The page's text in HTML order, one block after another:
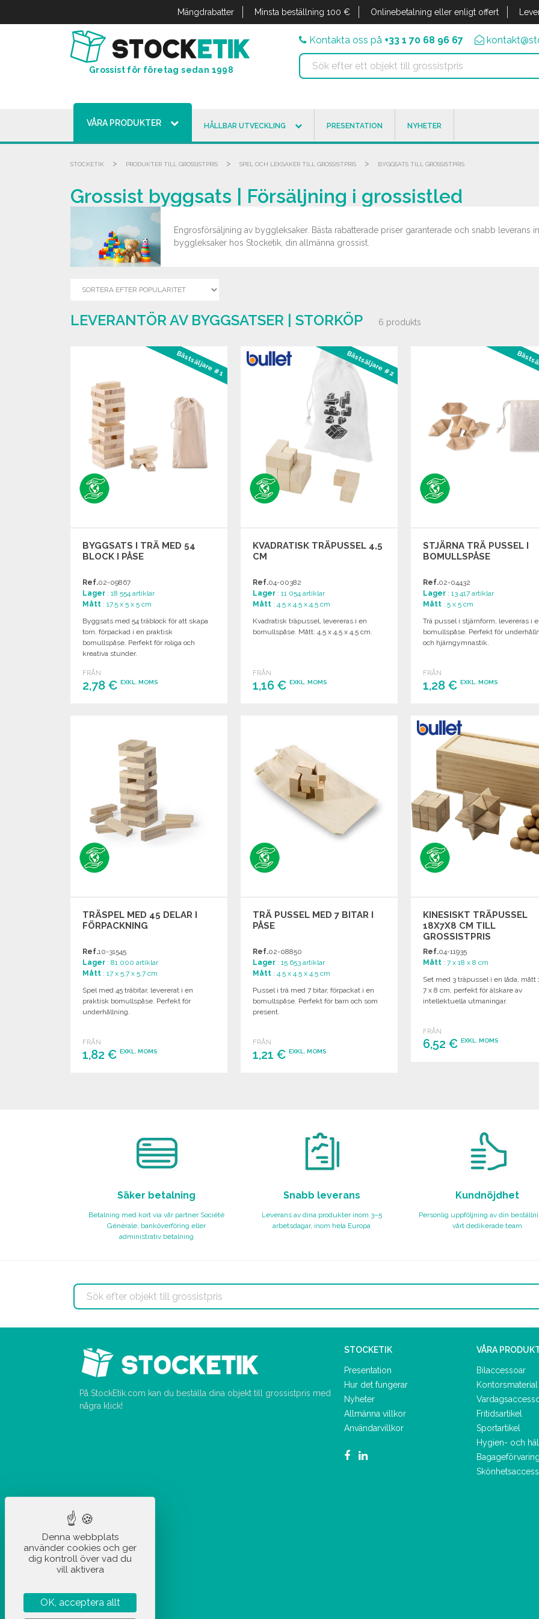
Mängdrabatter Minsta beställning 100 € Onlinebetalning eller enligt offert
Grossist för företag sedan 1998
Kontakta oss på +33 1 70 68 96 67
VÅRA PRODUKTER HÅLLBAR UTVECKLING PRESENTATION NYHETER
STOCKETIK > PRODUKTER TILL GROSSISTPRIS > SPEL OCH LEKSAKER TILL GROSSISTPRIS > BYGGSATS TILL GROSSISTPRIS
Grossist byggsats | Försäljning i grossistled
Engrosförsäljning av byggleksaker. Bästa rabatterade priser garanterade och snabb leverans
byggleksaker hos Stocketik, din allmänna grossist.
LEVERANTÖR AV BYGGSATSER | STORKÖP 6 produkts
Bästsäljare #1
BYGGSATS I TRÄ MED 54
BLOCK I PÅSE
Ref.02-09867
Lager : 18 554 artiklar
Mått : 17.5 x 5 x 5 cm
Byggsats med 54 träblock för att skapa
torn, förpackad i en praktisk
bomullspåse. Perfekt för roliga och
kreativa stunder.
FRÅN
2,78 € EXKL. MOMS
Bästsäljare #2
KVADRATISK TRÄPUSSEL 4,5
CM
Ref.04-00382
Lager : 11 054 artiklar
Mått : 4.5 x 4.5 x 4.5 cm
Kvadratisk träpussel, levereras i en
bomullspåse. Mått: 4,5 x 4,5 x 4,5 cm.
FRÅN
1,16 €EXKL. MOMS
STJÄRNA TRÄ PUSSEL I
BOMULLSPÅSE
Ref.02-04432
Lager : 13 417 artiklar
Mått : 5 x 5 cm
Trä pussel i stjärnform, levereras i
bomullspåse. Perfekt för
och hjärngymnastik.
FRÅN
1,28 €EXKL. MOMS
TRÄSPEL MED 45 DELAR I
FÖRPACKNING
Ref.10-31545
Lager : 81 000 artiklar
Mått : 17 x 5.7 x 5.7 cm
Spel med 45 träbitar, levererat i en
praktisk bomullspåse. Perfekt för
underhållning.
FRÅN
1,82 € EXKL. MOMS
TRÄ PUSSEL MED 7 BITAR I
PÅSE
Ref.02-08850
Lager : 15 653 artiklar
Mått : 4.5 x 4.5 x 4.5 cm
Pussel i trä med 7 bitar, förpackat i en
bomullspåse. Perfekt för barn och som
present.
FRÅN
1,21 €EXKL. MOMS
KINESISKT TRÄPUSSEL
18X7X8 CM TILL
GROSSISTPRIS
Ref.04-11935
Mått : 7 x 18 x 8 cm
Set med 3 träpussel i en låda, mått
7 x 8 cm, perfekt för älskare av
intellektuella utmaningar.
FRÅN
6,52 €EXKL. MOMS
Säker betalning
Betalning med kort via vår partner Société
Générale, banköverföring eller
administrativ betalning
Snabb leverans
Leverans av dina produkter inom 3–5
arbetsdagar, inom hela Europa
Kundnöjdhet
Personlig uppföljning av din
vårt dedikerade team
På StockEtik.com kan du beställa dina objekt till grossistpris med
några klick!
STOCKETIK
Presentation
Hur det fungerar
Nyheter
Allmänna villkor
Användarvillkor
VÅRA
Bilaccessoar
Kontorsmaterial
Fritidsartikel
Sportartikel
Hygien- och
Denna webbplats
använder cookies och ger
dig kontroll över vad du
vill aktivera
OK, acceptera allt